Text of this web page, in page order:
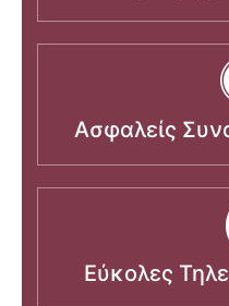
Ασφαλείς
Εύκολες